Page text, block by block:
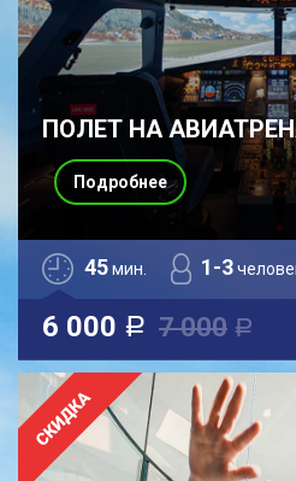
ПОЛЕТ НА
45мин. 1-3
6 000 a 7 000 a
Подробнее